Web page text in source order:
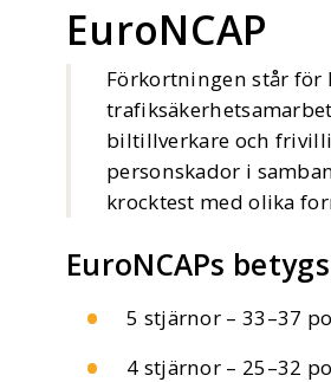
EuroNCAP
Förkortningen står för
biltillverkare och
personskador i
krocktest med olika
EuroNCAPs
5 stjärnor – 33–37
4 stjärnor – 25–32